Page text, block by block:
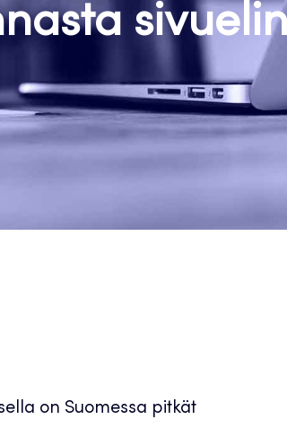
on Suomessa pitkät